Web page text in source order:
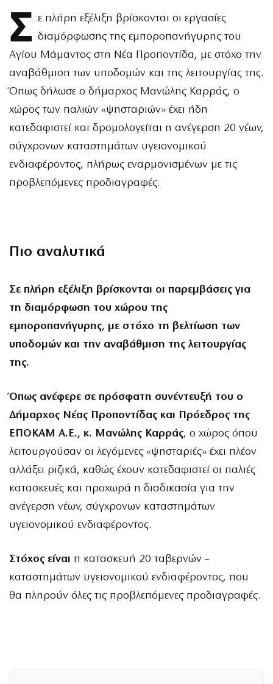
Σ ε πλήρη εξέλιξη βρίσκονται οι εργασίες
διαμόρφωσης της εμποροπανήγυρης του
Αγίου Μάμαντος στη Νέα Προποντίδα, με στόχο την
αναβάθμιση των υποδομών και της λειτουργίας της.
Όπως δήλωσε ο δήμαρχος Μανώλης Καρράς, ο
χώρος των παλιών «ψησταριών» έχει ήδη
κατεδαφιστεί και δρομολογείται η ανέγερση 20 νέων,
σύγχρονων καταστημάτων υγειονομικού
ενδιαφέροντος, πλήρως εναρμονισμένων με τις
προβλεπόμενες προδιαγραφές.
Πιο αναλυτικά
Σε πλήρη εξέλιξη βρίσκονται οι παρεμβάσεις για
τη διαμόρφωση του χώρου της
εμποροπανήγυρης, με στόχο τη βελτίωση των
υποδομών και την αναβάθμιση της λειτουργίας
της.
Όπως ανέφερε σε πρόσφατη συνέντευξή του ο
Δήμαρχος Νέας Προποντίδας και Πρόεδρος της
ΕΠΟΚΑΜ Α.Ε., κ. Μανώλης Καρράς, ο χώρος όπου
λειτουργούσαν οι λεγόμενες «ψησταριές» έχει πλέον
αλλάξει ριζικά, καθώς έχουν κατεδαφιστεί οι παλιές
κατασκευές και προχωρά η διαδικασία για την
ανέγερση νέων, σύγχρονων καταστημάτων
υγειονομικού ενδιαφέροντος.
Στόχος είναι η κατασκευή 20 ταβερνών –
καταστημάτων υγειονομικού ενδιαφέροντος, που
θα πληρούν όλες τις προβλεπόμενες προδιαγραφές.